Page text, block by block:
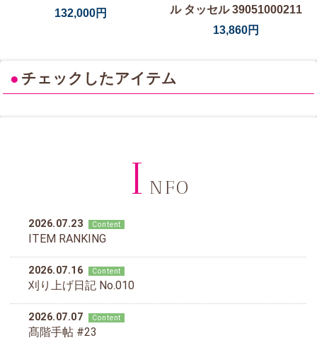
132,000円
ル タッセル 39051000211
13,860円
● チェックしたアイテム
I NFO